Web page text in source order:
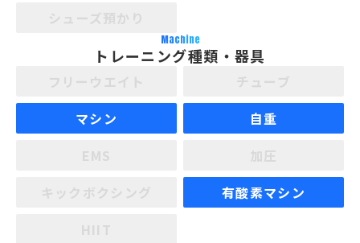
Machine
トレーニング種類・器具
マシン
自重
有酸素マシン